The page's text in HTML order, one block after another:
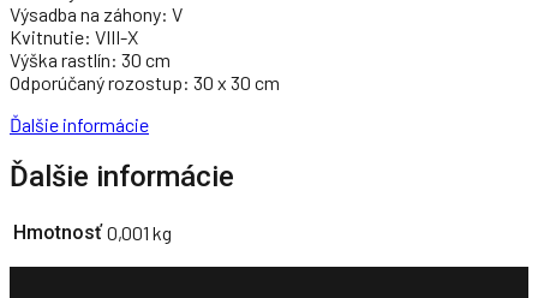
Výsadba na záhony: V
Kvitnutie: VIII-X
Výška rastlín: 30 cm
Odporúčaný rozostup: 30 x 30 cm
Ďalšie informácie
Ďalšie informácie
Hmotnosť 0,001 kg